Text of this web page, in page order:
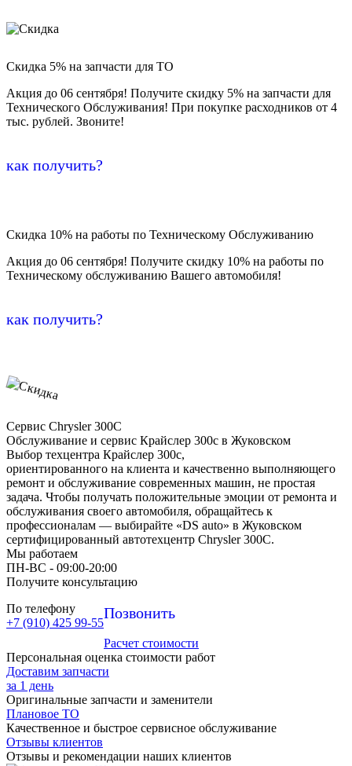
Скидка 5% на запчасти для ТО
Акция до 06 сентября! Получите скидку 5% на запчасти для
Технического Обслуживания! При покупке расходников от 4
тыс. рублей. Звоните!
как получить?
Скидка 10% на работы по Техническому Обслуживанию
Акция до 06 сентября! Получите скидку 10% на работы по
Техническому обслуживанию Вашего автомобиля!
как получить?
Сервис Chrysler 300C
Обслуживание и сервис Крайслер 300с в Жуковском
Выбор техцентра Крайслер 300с,
ориентированного на клиента и качественно выполняющего
ремонт и обслуживание современных машин, не простая
задача. Чтобы получать положительные эмоции от ремонта и
обслуживания своего автомобиля, обращайтесь к
профессионалам — выбирайте «DS auto» в Жуковском
сертифицированный автотехцентр Chrysler 300C.
Мы работаем
ПН-ВC - 09:00-20:00
Получите консультацию
По телефону
+7 (910) 425 99-55
Позвонить
Расчет стоимости
Персональная оценка стоимости работ
Доставим запчасти
за 1 день
Оригинальные запчасти и заменители
Плановое ТО
Качественное и быстрое сервисное обслуживание
Отзывы клиентов
Отзывы и рекомендации наших клиентов